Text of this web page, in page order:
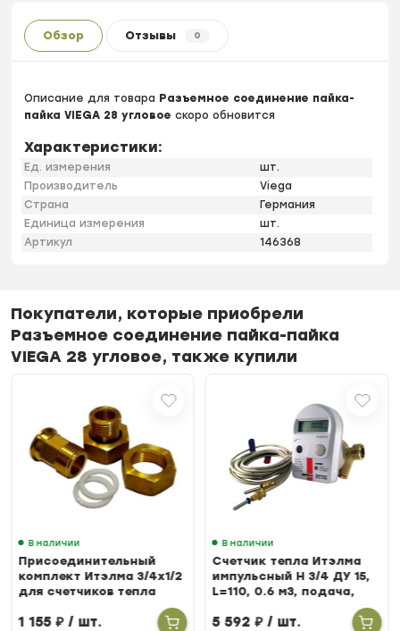
Обзор Отзывы 0
Описание для товара Разъемное соединение пайка-
пайка VIEGA 28 угловое скоро обновится
Характеристики:
Ед. измерения
шт.
Производитель
Viega
Страна
Германия
Единица измерения
шт.
Артикул
146368
Покупатели, которые приобрели
Разъемное соединение пайка-пайка
VIEGA 28 угловое, также купили
В наличии
Присоединительный
комплект Итэлма 3/4х1/2
для счетчиков тепла
1 155₽/ шт.
В наличии
Счетчик тепла Итэлма
импульсный Н 3/4 ДУ 15,
L=110, 0.6 м3, подача,
5 592₽/ шт.